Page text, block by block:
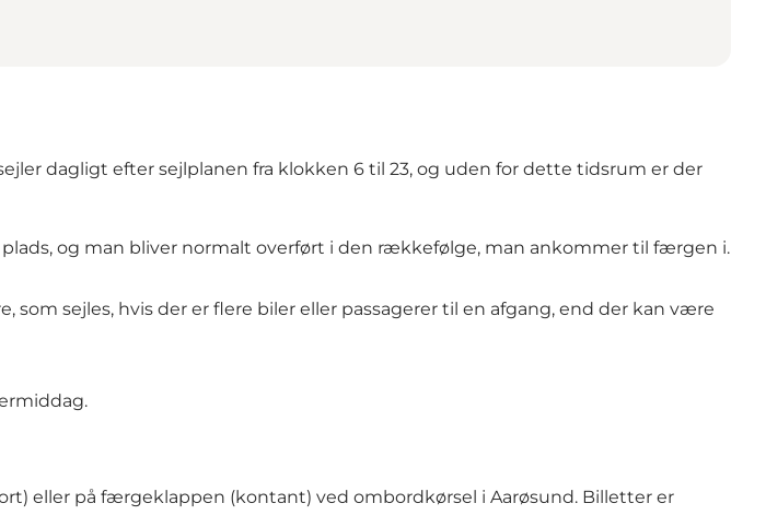
dagligt efter sejlplanen fra klokken 6 til 23, og uden for dette tidsrum er der
og man bliver normalt overført i den rækkefølge, man ankommer til færgen i.
sejles, hvis der er flere biler eller passagerer til en afgang, end der kan være
eller på færgeklappen (kontant) ved ombordkørsel i Aarøsund. Billetter er